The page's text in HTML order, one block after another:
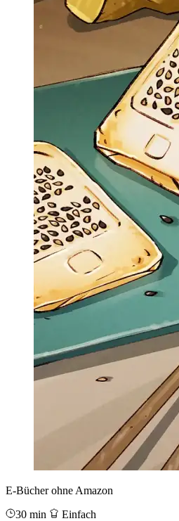
E-Bücher ohne Amazon
30 min
Einfach